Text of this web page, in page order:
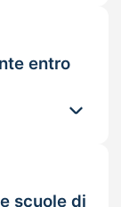
entro
scuole di